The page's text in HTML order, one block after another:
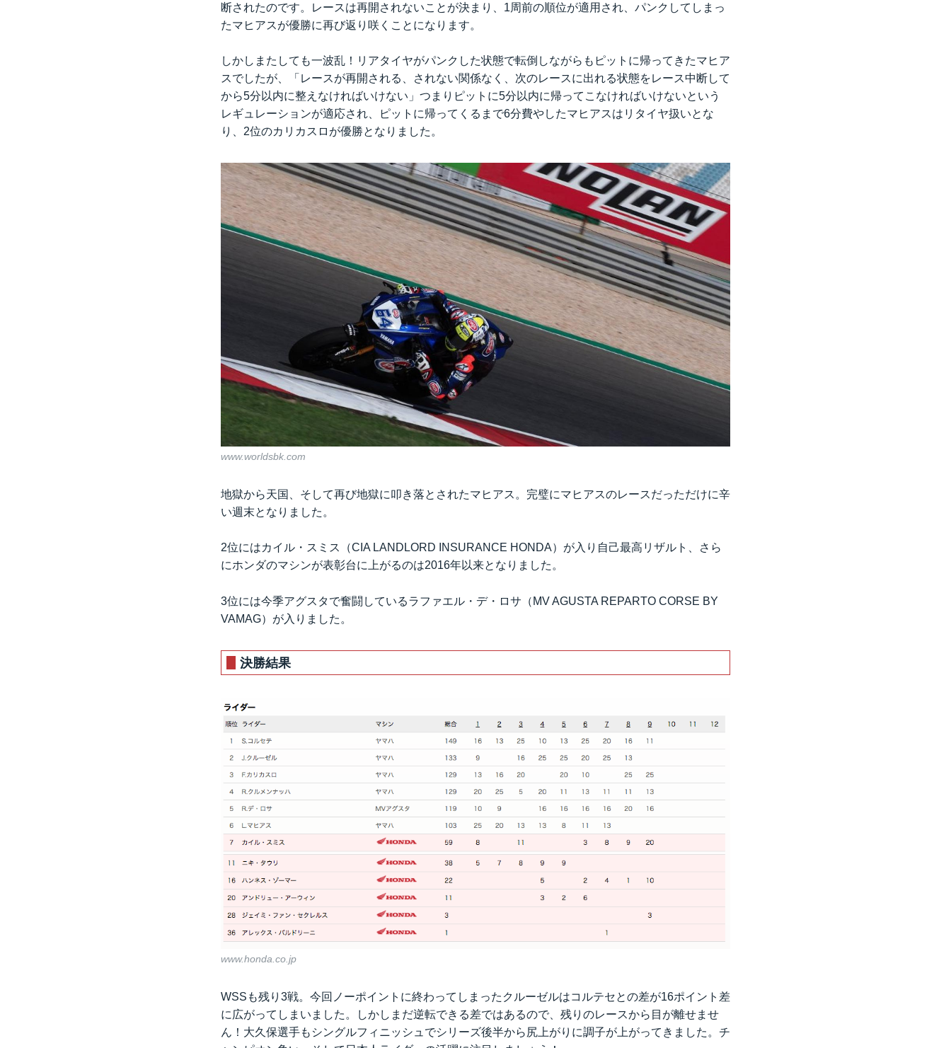
断されたのです。レースは再開されないことが決まり、1周前の順位が適用され、パンクしてしまっ
たマヒアスが優勝に再び返り咲くことになります。
しかしまたしても一波乱！リアタイヤがパンクした状態で転倒しながらもピットに帰ってきたマヒア
スでしたが、「レースが再開される、されない関係なく、次のレースに出れる状態をレース中断して
から5分以内に整えなければいけない」つまりピットに5分以内に帰ってこなければいけないという
レギュレーションが適応され、ピットに帰ってくるまで6分費やしたマヒアスはリタイヤ扱いとな
り、2位のカリカスロが優勝となりました。
www.worldsbk.com
地獄から天国、そして再び地獄に叩き落とされたマヒアス。完璧にマヒアスのレースだっただけに辛
い週末となりました。
2位にはカイル・スミス（CIA LANDLORD INSURANCE HONDA）が入り自己最高リザルト、さら
にホンダのマシンが表彰台に上がるのは2016年以来となりました。
3位には今季アグスタで奮闘しているラファエル・デ・ロサ（MV AGUSTA REPARTO CORSE BY
VAMAG）が入りました。
決勝結果
www.honda.co.jp
WSSも残り3戦。今回ノーポイントに終わってしまったクルーゼルはコルテセとの差が16ポイント差
に広がってしまいました。しかしまだ逆転できる差ではあるので、残りのレースから目が離せませ
ん！大久保選手もシングルフィニッシュでシリーズ後半から尻上がりに調子が上がってきました。チ